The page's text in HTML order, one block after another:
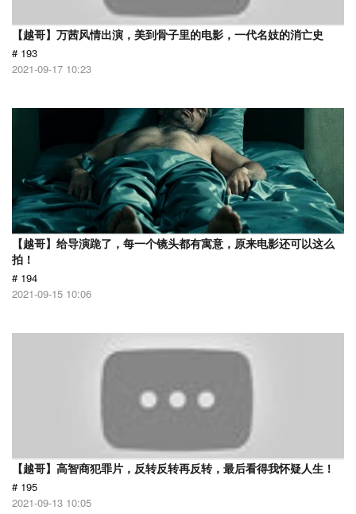
【越哥】万茜风情出演，美到骨子里的电影，一代名妓的消亡史
# 193
2021-09-17 10:23
【越哥】给导演跪了，每一个镜头都有寓意，原来电影还可以这么
拍！
# 194
2021-09-15 10:06
【越哥】高智商犯罪片，反转反转再反转，最后看得我怀疑人生！
# 195
2021-09-13 10:05